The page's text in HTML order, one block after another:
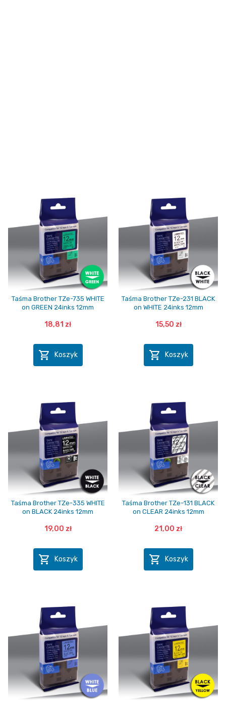
Taśma Brother TZe-735 WHITE
on GREEN 24inks 12mm
18,81 zł
 Koszyk
Taśma Brother TZe-231 BLACK
on WHITE 24inks 12mm
15,50 zł
 Koszyk
Taśma Brother TZe-335 WHITE
on BLACK 24inks 12mm
19,00 zł
 Koszyk
Taśma Brother TZe-131 BLACK
on CLEAR 24inks 12mm
21,00 zł
 Koszyk